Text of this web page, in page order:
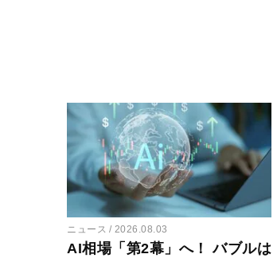
ニュース 2026.08.03
AI相場「第2幕」へ！ バブルは